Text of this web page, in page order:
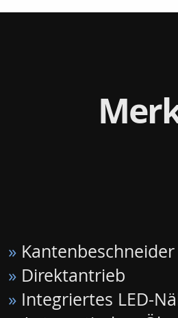
» Kantenbeschneider
» Direktantrieb
» Integriertes LED-